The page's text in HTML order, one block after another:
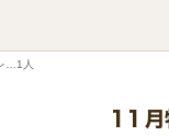
… 1人